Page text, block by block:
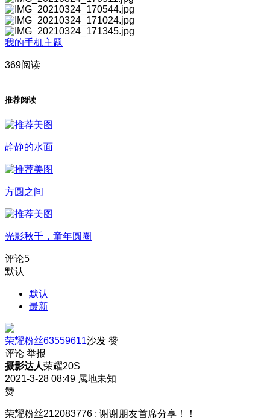
我的手机主题
369阅读
推荐阅读
静静的水面
方圆之间
光影秋千，童年圆圈
评论5
默认
默认
最新
荣耀粉丝63559611沙发 赞
评论 举报
摄影达人荣耀20S
2021-3-28 08:49 属地未知
赞
荣耀粉丝212083776 : 谢谢朋友首席分享！！